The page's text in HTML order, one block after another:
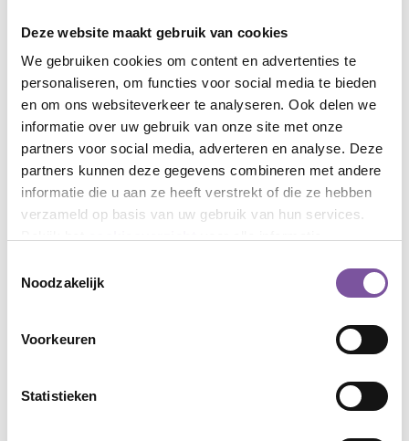
Deze website maakt gebruik van cookies
We gebruiken cookies om content en advertenties te
personaliseren, om functies voor social media te bieden
en om ons websiteverkeer te analyseren. Ook delen we
informatie over uw gebruik van onze site met onze
partners voor social media, adverteren en analyse. Deze
partners kunnen deze gegevens combineren met andere
informatie die u aan ze heeft verstrekt of die ze hebben
verzameld op basis van uw gebruik van hun services.
Noodzakelijk
Voorkeuren
Statistieken
Tuin
aanwezig op locatie
Kapper
aanwezig op locatie
Pedicure
aanwezig op locatie
op loopafstand
Afbeeldingen